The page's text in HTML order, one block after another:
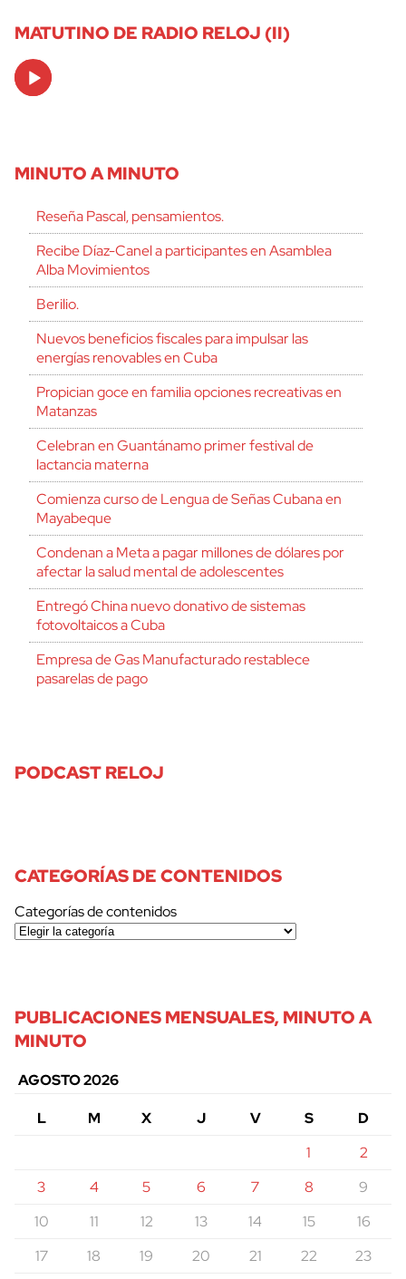
MATUTINO DE RADIO RELOJ (II)
Audio
Player
MINUTO A MINUTO
Reseña Pascal, pensamientos.
Recibe Díaz-Canel a participantes en Asamblea
Alba Movimientos
Berilio.
Nuevos beneficios fiscales para impulsar las
energías renovables en Cuba
Propician goce en familia opciones recreativas en
Matanzas
Celebran en Guantánamo primer festival de
lactancia materna
Comienza curso de Lengua de Señas Cubana en
Mayabeque
Condenan a Meta a pagar millones de dólares por
afectar la salud mental de adolescentes
Entregó China nuevo donativo de sistemas
fotovoltaicos a Cuba
Empresa de Gas Manufacturado restablece
pasarelas de pago
PODCAST RELOJ
CATEGORÍAS DE CONTENIDOS
Categorías de contenidos
PUBLICACIONES MENSUALES, MINUTO A
MINUTO
AGOSTO 2026
L
M X J V S
D
1
2
3
4 5 6 7 8
9
10
11 12 13 14 15
16
17
18 19 20 21 22
23